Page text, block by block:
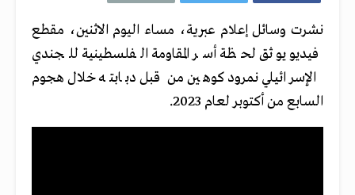
نشرت وسائل إعلام عبرية، مساء اليوم الاثنين، مقطع
فيديو يوثق لحظة أسر المقاومة الفلسطينية للجندي
الإسرائيلي نمرود كوهين من قبل دبابته خلال هجوم
السابع من أكتوبر لعام 2023.